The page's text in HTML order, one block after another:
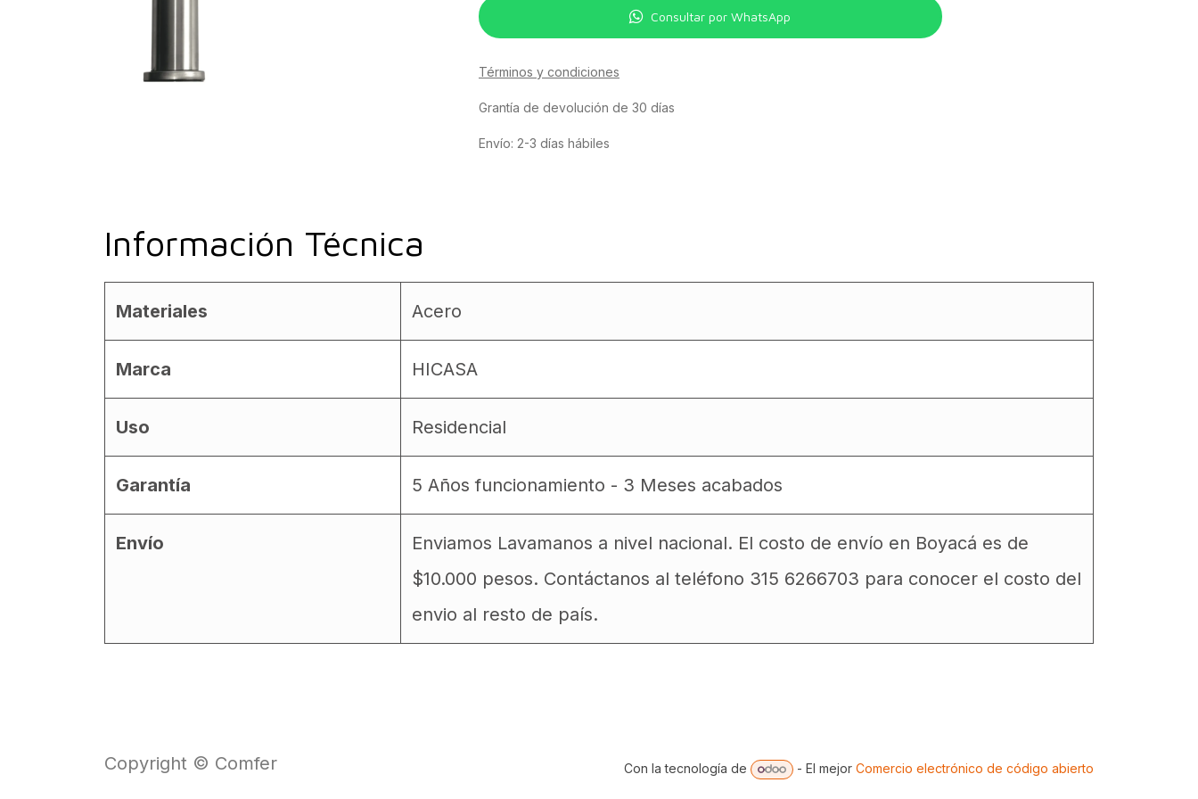
Consultar por WhatsApp
Términos y condiciones
Grantía de devolución de 30 días
Envío: 2-3 días hábiles
Información Técnica
Materiales Acero
Marca HICASA
Uso Residencial
Garantía 5 Años funcionamiento - 3 Meses acabados
Envío
Enviamos Lavamanos a nivel nacional. El costo de envío en Boyacá es de
$10.000 pesos. Contáctanos al teléfono 315 6266703 para conocer el costo del
envio al resto de país.
Copyright © Comfer Con la tecnología de - El mejor Comercio electrónico de código abierto